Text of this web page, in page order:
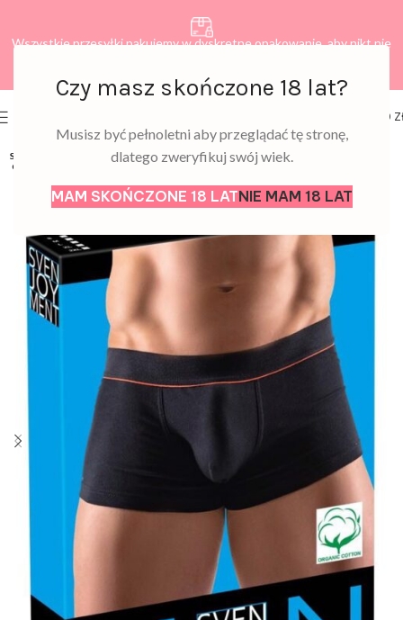
Czy masz skończone 18 lat?
Musisz być pełnoletni aby przeglądać tę stronę,
dlatego zweryfikuj swój wiek.
MAM SKOŃCZONE 18 LATNIE MAM 18 LAT
Wszystkie przesyłki pakujemy w dyskretne opakowanie, aby nikt nie
0,00
SOLD
OUT